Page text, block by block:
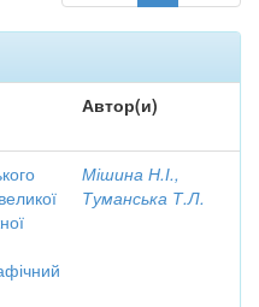
Автор(и)
Мішина Н.І.,
Туманська Т.Л.